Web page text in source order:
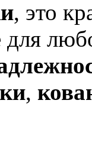
, это
для
,